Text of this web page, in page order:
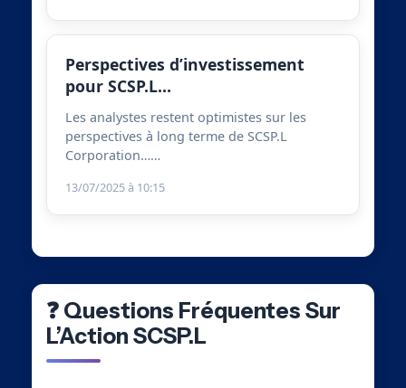
Perspectives d’investissement
pour SCSP.L…
Les analystes restent optimistes sur les
perspectives à long terme de SCSP.L
Corporation……
13/07/2025 à 10:15
❓ Questions Fréquentes Sur
L’Action SCSP.L